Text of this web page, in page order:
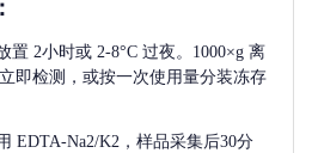
：
置 2小时或 2-8°C 过夜。1000×g 离
即检测，或按一次使用量分装冻存
EDTA-Na2/K2，样品采集后30分